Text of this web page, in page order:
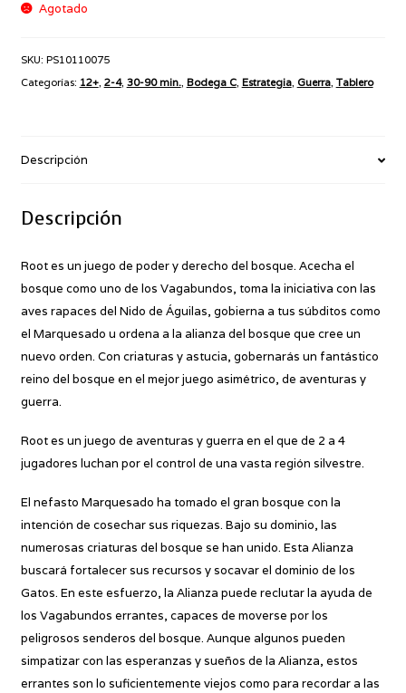
Agotado
SKU: PS10110075
Categorías: 12+, 2-4, 30-90 min., Bodega C, Estrategia, Guerra, Tablero
Descripción
Descripción
Root es un juego de poder y derecho del bosque. Acecha el
bosque como uno de los Vagabundos, toma la iniciativa con las
aves rapaces del Nido de Águilas, gobierna a tus súbditos como
el Marquesado u ordena a la alianza del bosque que cree un
nuevo orden. Con criaturas y astucia, gobernarás un fantástico
reino del bosque en el mejor juego asimétrico, de aventuras y
guerra.
Root es un juego de aventuras y guerra en el que de 2 a 4
jugadores luchan por el control de una vasta región silvestre.
El nefasto Marquesado ha tomado el gran bosque con la
intención de cosechar sus riquezas. Bajo su dominio, las
numerosas criaturas del bosque se han unido. Esta Alianza
buscará fortalecer sus recursos y socavar el dominio de los
Gatos. En este esfuerzo, la Alianza puede reclutar la ayuda de
los Vagabundos errantes, capaces de moverse por los
peligrosos senderos del bosque. Aunque algunos pueden
simpatizar con las esperanzas y sueños de la Alianza, estos
errantes son lo suficientemente viejos como para recordar a las